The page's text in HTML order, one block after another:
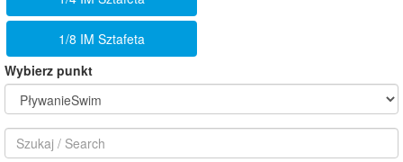
1/8 IM Sztafeta
Wybierz punkt